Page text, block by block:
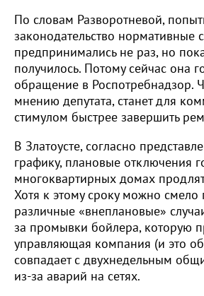
По словам Разворотневой,
законодательство нормативные
предпринимались не раз, но
получилось. Потому сейчас она
обращение в Роспотребнадзор.
мнению депутата, станет для
стимулом быстрее завершить
В Златоусте, согласно
графику, плановые отключения
многоквартирных домах
Хотя к этому сроку можно смело
различные «внеплановые»
за промывки бойлера, которую
управляющая компания (и это
совпадает с двухнедельным
из-за аварий на сетях.